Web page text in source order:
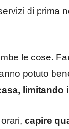
di prima
le cose.
potuto
limitando
capire